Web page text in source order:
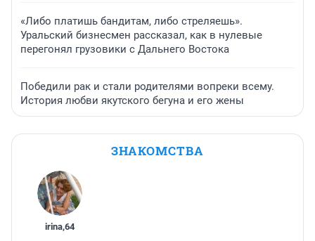
«Либо платишь бандитам, либо стреляешь».
Уральский бизнесмен рассказал, как в нулевые
перегонял грузовики с Дальнего Востока
Победили рак и стали родителями вопреки всему.
История любви якутского бегуна и его жены
ЗНАКОМСТВА
irina,64